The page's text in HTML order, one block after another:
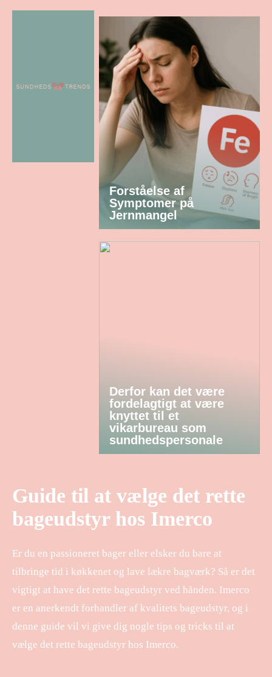
Forståelse af
Symptomer på
Jernmangel
Derfor kan det være
fordelagtigt at være
knyttet til et
vikarbureau som
sundhedspersonale
Guide til at vælge det rette
bageudstyr hos Imerco
Er du en passioneret bager eller elsker du bare at
tilbringe tid i køkkenet og lave lækre bagværk? Så er det
vigtigt at have det rette bageudstyr ved hånden. Imerco
er en anerkendt forhandler af kvalitets bageudstyr, og i
denne guide vil vi give dig nogle tips og tricks til at
vælge det rette bageudstyr hos Imerco.